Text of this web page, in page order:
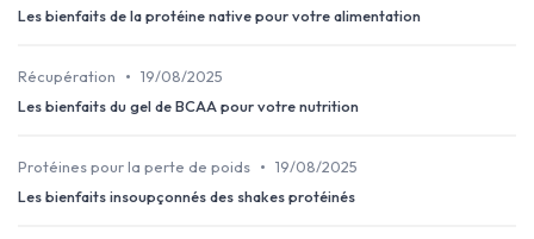
Les bienfaits de la protéine native pour votre alimentation
Récupération • 19/08/2025
Les bienfaits du gel de BCAA pour votre nutrition
Protéines pour la perte de poids • 19/08/2025
Les bienfaits insoupçonnés des shakes protéinés